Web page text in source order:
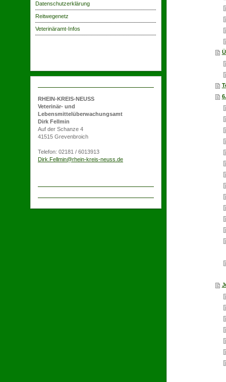
Datenschutzerklärung
Reitwegenetz
Veterinäramt-Infos
RHEIN-KREIS-NEUSS
Veterinär- und
Lebensmittelüberwachungsamt
Dirk Fellmin
Auf der Schanze 4
41515 Grevenbroich
Telefon: 02181 / 6013913
Dirk.Fellmin@rhein-kreis-neuss.de